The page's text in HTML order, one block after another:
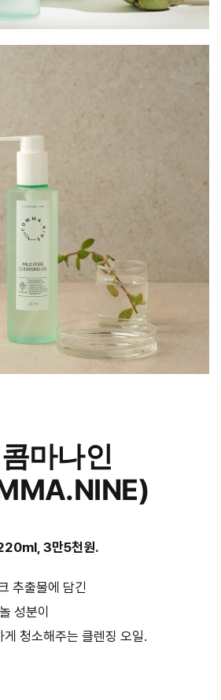
마나인
3만5천원.
추출물에 담긴
성분이
청소해주는 클렌징 오일.